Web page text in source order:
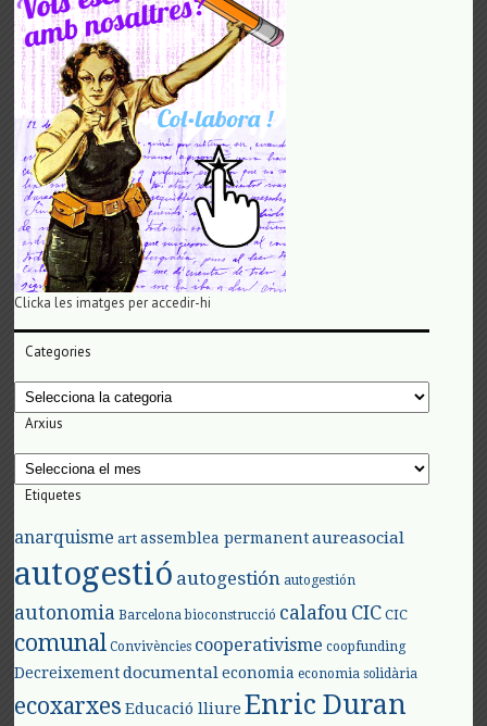
Clicka les imatges per accedir-hi
Categories
Categories
Arxius
Arxius
Etiquetes
anarquisme art assemblea permanent aureasocial
autogestió autogestión autogestión
autonomia Barcelona bioconstrucció calafouCIC CIC
comunal Convivències cooperativisme coopfunding
Decreixement documental economia economia solidària
ecoxarxes Educació lliure Enric Duran